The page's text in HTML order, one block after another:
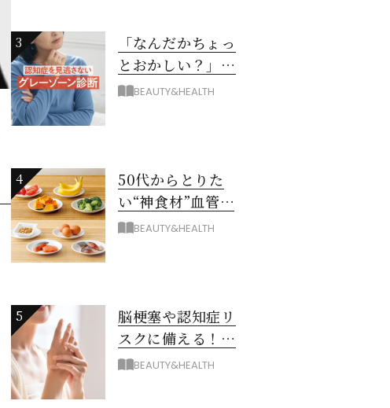
3
「なんだかちょっ
とおかしい？」を
見逃さない！ 認知
BEAUTY&HEALTH
4
50代からとりた
い“神食材”血管と
脳を若々しく保つ
BEAUTY&HEALTH
5
脳梗塞や認知症リ
スクに備える！ゴ
ースト血管を復活
BEAUTY&HEALTH